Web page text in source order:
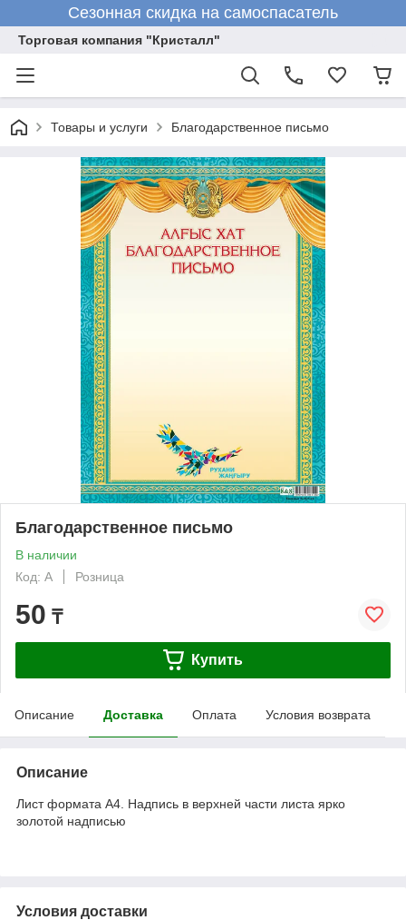
Сезонная скидка на самоспасатель
Торговая компания "Кристалл"
Товары и услуги Благодарственное письмо
Благодарственное письмо
В наличии
Код: А
Розница
50 ₸
Купить
Описание Доставка Оплата Условия возврата
Описание
Лист формата А4. Надпись в верхней части листа ярко
золотой надписью
Условия доставки